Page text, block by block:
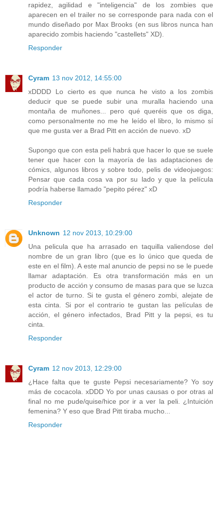
rapidez, agilidad e "inteligencia" de los zombies que
aparecen en el trailer no se corresponde para nada con el
mundo diseñado por Max Brooks (en sus libros nunca han
aparecido zombis haciendo "castellets" XD).
Responder
Cyram 13 nov 2012, 14:55:00
xDDDD Lo cierto es que nunca he visto a los zombis
deducir que se puede subir una muralla haciendo una
montaña de muñones... pero qué queréis que os diga,
como personalmente no me he leído el libro, lo mismo sí
que me gusta ver a Brad Pitt en acción de nuevo. xD
Supongo que con esta peli habrá que hacer lo que se suele
tener que hacer con la mayoría de las adaptaciones de
cómics, algunos libros y sobre todo, pelis de videojuegos:
Pensar que cada cosa va por su lado y que la película
podría haberse llamado "pepito pérez" xD
Responder
Unknown 12 nov 2013, 10:29:00
Una pelicula que ha arrasado en taquilla valiendose del
nombre de un gran libro (que es lo único que queda de
este en el film). A este mal anuncio de pepsi no se le puede
llamar adaptación. Es otra transformación más en un
producto de acción y consumo de masas para que se luzca
el actor de turno. Si te gusta el género zombi, alejate de
esta cinta. Si por el contrario te gustan las películas de
acción, el género infectados, Brad Pitt y la pepsi, es tu
cinta.
Responder
Cyram 12 nov 2013, 12:29:00
¿Hace falta que te guste Pepsi necesariamente? Yo soy
más de cocacola. xDDD Yo por unas causas o por otras al
final no me pude/quise/hice por ir a ver la peli. ¿Intuición
femenina? Y eso que Brad Pitt tiraba mucho...
Responder